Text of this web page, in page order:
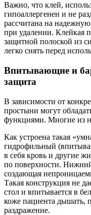
Важно, что клей,
гипоаллергенен и не
рассчитана на
при удалении. Клейкая
защитной полоской из
легко снять перед
Впитывающие и
защита
В зависимости от
простыни могут
функциями. Многие из
Как устроена такая
гидрофильный
в себя кровь и другие
по поверхности.
создающая
Такая конструкция не
стол и впитывается в
коже пациента дышать,
раздражение.